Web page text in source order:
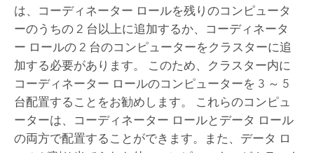
は、コーディネーター ロールを残りのコンピュータ
ーのうちの 2 台以上に追加するか、コーディネータ
ー ロールの 2 台のコンピューターをクラスターに追
加する必要があります。 このため、クラスター内に
コーディネーター ロールのコンピューターを 3 ～ 5
台配置することをお勧めします。 これらのコンピュ
ーターは、コーディネーター ロールとデータ ロール
の両方で配置することができます。また、データ ロ